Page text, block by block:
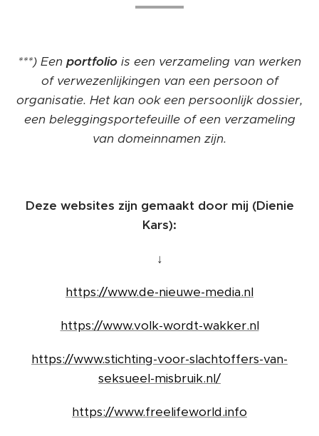
***) Een portfolio is een verzameling van werken
of verwezenlijkingen van een persoon of
organisatie. Het kan ook een persoonlijk dossier,
een beleggingsportefeuille of een verzameling
van domeinnamen zijn.
Deze websites zijn gemaakt door mij (Dienie
Kars):
↓
https://www.de-nieuwe-media.nl
https://www.volk-wordt-wakker.nl
https://www.stichting-voor-slachtoffers-van-
seksueel-misbruik.nl/
https://www.freelifeworld.info